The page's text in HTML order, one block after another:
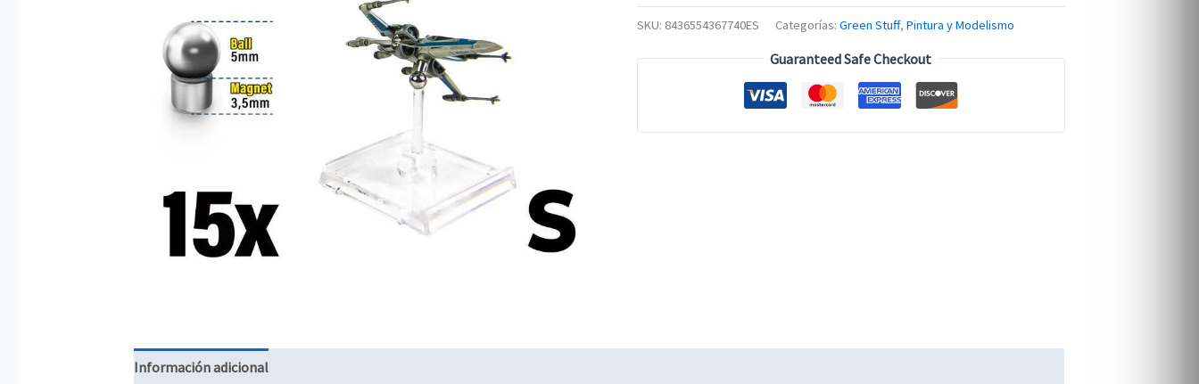
SKU: 8436554367740ES Categorías: Green Stuff, Pintura y Modelismo
Guaranteed Safe Checkout
Información adicional